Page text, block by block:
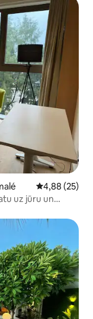
Vidējais
4,88 (25)
uz jūru un